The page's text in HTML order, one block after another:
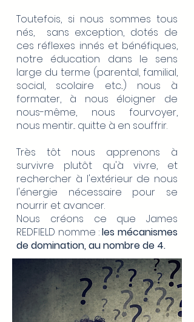
Toutefois, si nous sommes tous
nés, sans exception, dotés de
ces réflexes innés et bénéfiques,
notre éducation dans le sens
large du terme (parental, familial,
social, scolaire etc...) nous à
formater, à nous éloigner de
nous-même, nous fourvoyer,
nous mentir... quitte à en souffrir.
Très tôt nous apprenons à
survivre plutôt qu'à vivre, et
rechercher à l'extérieur de nous
l'énergie nécessaire pour se
nourrir et avancer.
Nous créons ce que James
REDFIELD nomme :les mécanismes
de domination, au nombre de 4.